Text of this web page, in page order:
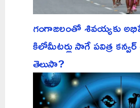
గంగాజలంతో శివయ్యకు
కిలోమీటర్లు సాగే పవిత్ర
తెలుసా?